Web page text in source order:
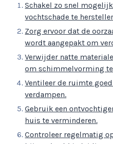
Schakel zo snel
vochtschade te
Zorg ervoor dat de
wordt aangepakt om
Verwijder natte
om schimmelvorming
Ventileer de ruimte
verdampen.
Gebruik een
huis te verminderen.
Controleer regelmatig